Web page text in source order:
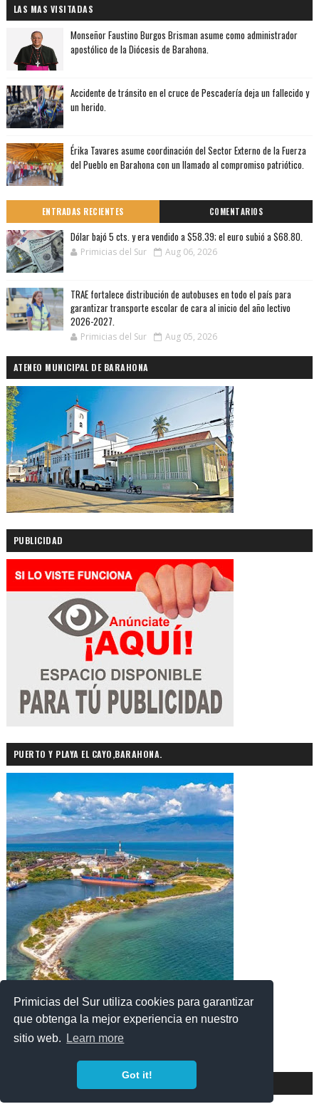
Primicias del Sur utiliza cookies para garantizar
que obtenga la mejor experiencia en nuestro
sitio web.
Learn more
Got it!
LAS MAS VISITADAS
Monseñor Faustino Burgos Brisman asume como administrador
apostólico de la Diócesis de Barahona.
Accidente de tránsito en el cruce de Pescadería deja un fallecido y
un herido.
Érika Tavares asume coordinación del Sector Externo de la Fuerza
del Pueblo en Barahona con un llamado al compromiso patriótico.
ENTRADAS RECIENTES COMENTARIOS
Dólar bajó 5 cts. y era vendido a $58.39; el euro subió a $68.80.
Primicias del Sur Aug 06, 2026
TRAE fortalece distribución de autobuses en todo el país para
garantizar transporte escolar de cara al inicio del año lectivo
2026-2027.
Primicias del Sur Aug 05, 2026
ATENEO MUNICIPAL DE BARAHONA
PUBLICIDAD
PUERTO Y PLAYA EL CAYO,BARAHONA.